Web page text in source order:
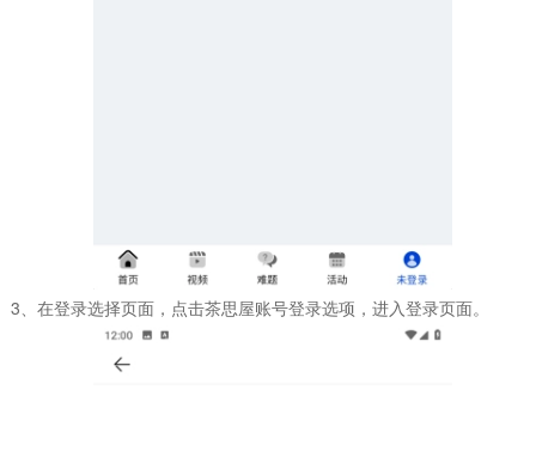
3、在登录选择页面，点击茶思屋账号登录选项，进入登录页面。